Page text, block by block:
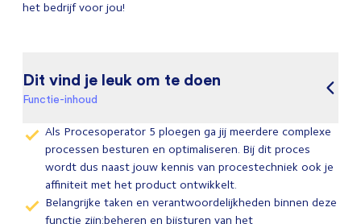
het bedrijf voor jou!
Dit vind je leuk om te doen
Functie-inhoud
Als Procesoperator 5 ploegen ga jij meerdere complexe
processen besturen en optimaliseren. Bij dit proces
wordt dus naast jouw kennis van procestechniek ook je
affiniteit met het product ontwikkelt.
Belangrijke taken en verantwoordelijkheden binnen deze
functie zijn:beheren en bijsturen van het